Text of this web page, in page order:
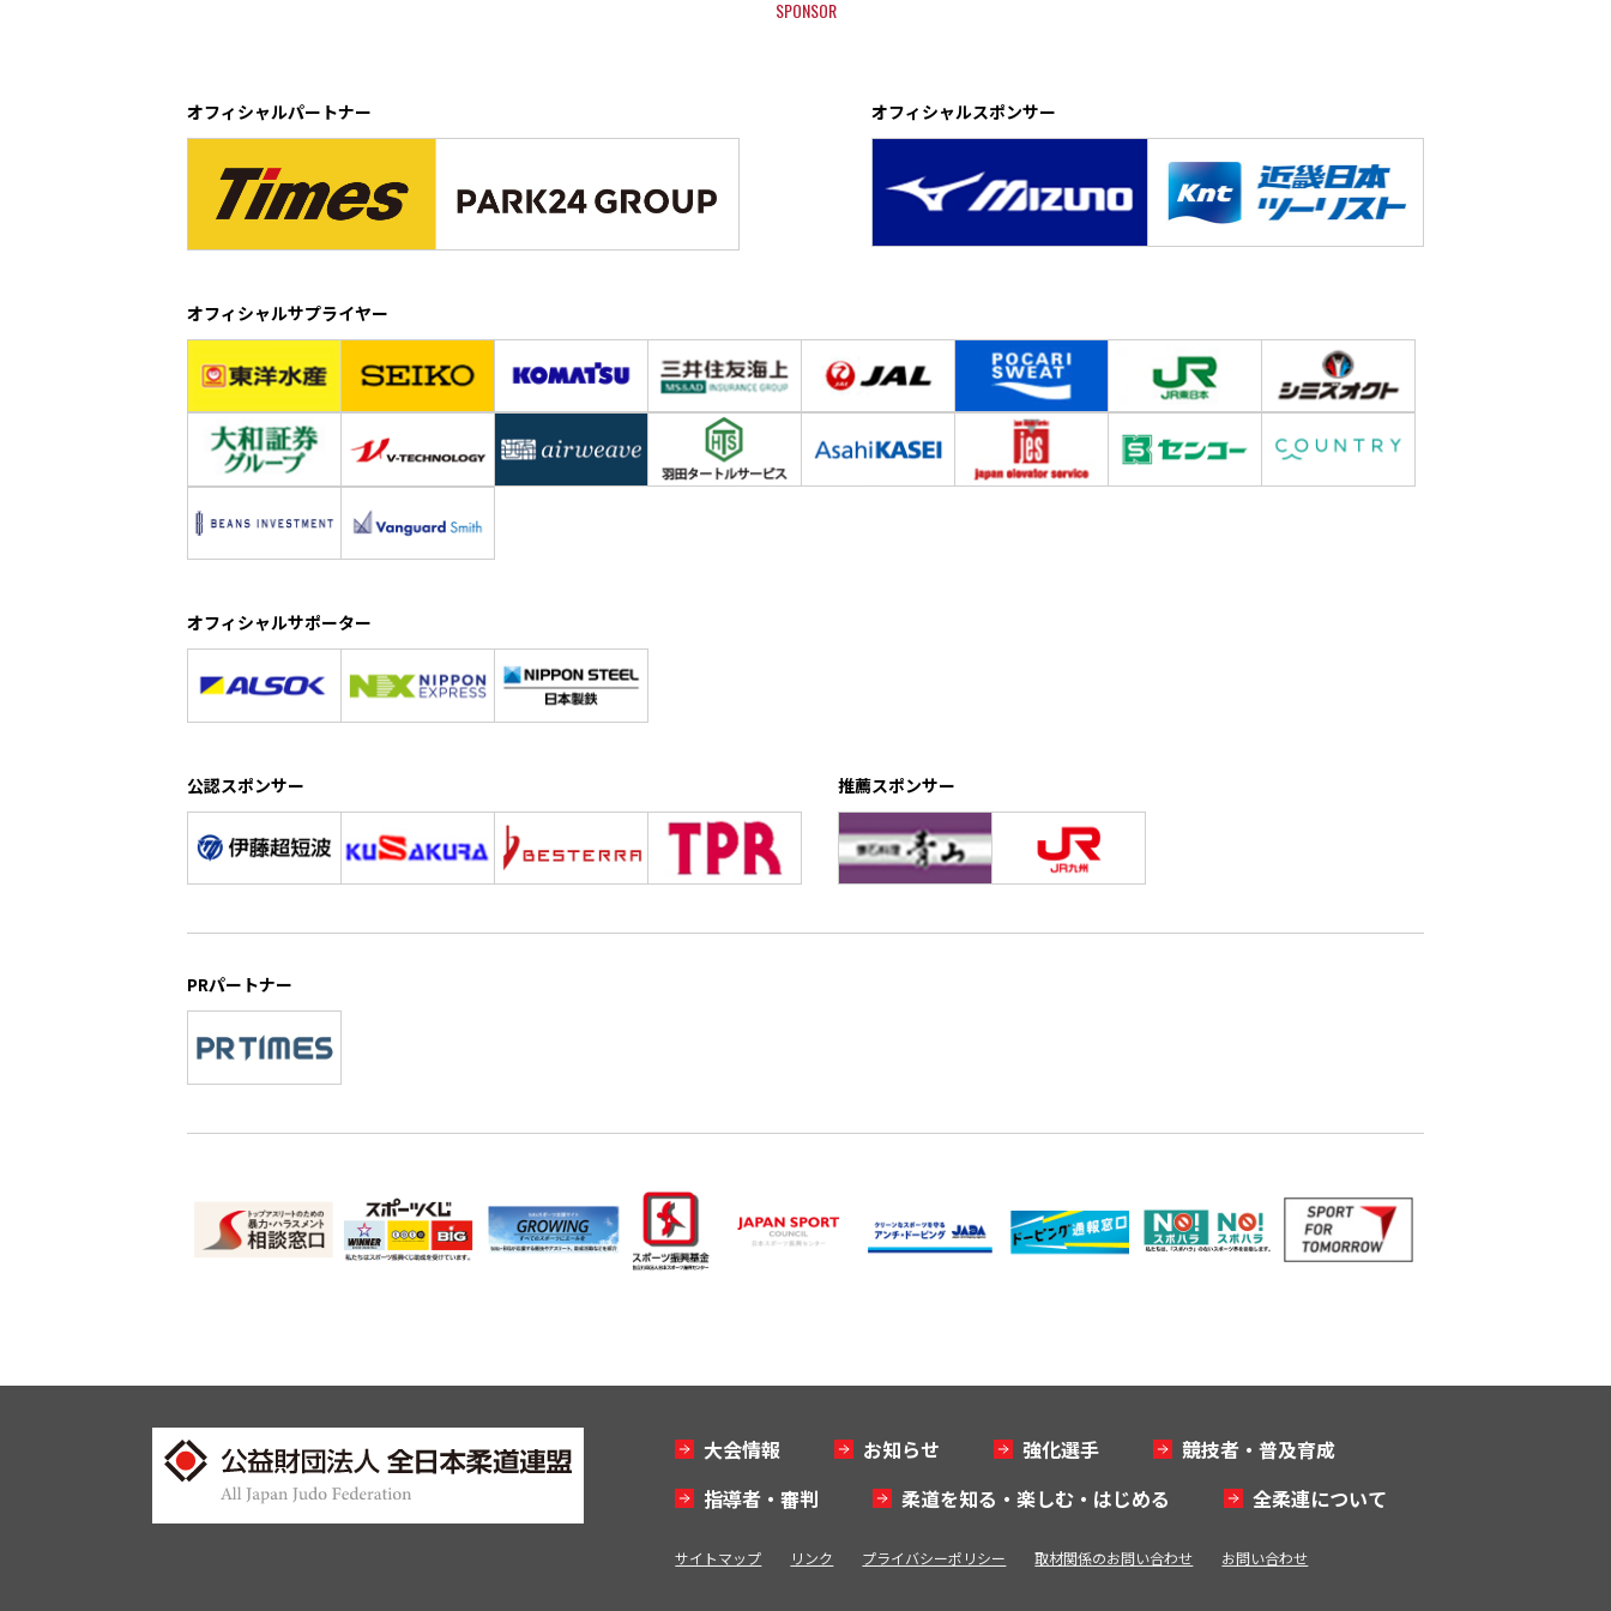
SPONSOR
オフィシャルパートナー オフィシャルスポンサー
オフィシャルサプライヤー
オフィシャルサポーター
公認スポンサー 推薦スポンサー
PRパートナー
大会情報 お知らせ 強化選手
競技者・普及育成
指導者・審判
柔道を知る・楽しむ・はじめる 全柔連について
サイトマップ リンク プライバシーポリシー 取材関係のお問い合わせ お問い合わせ